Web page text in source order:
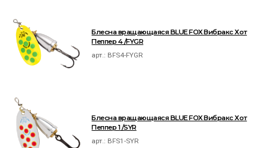
Блесна вращающаяся BLUE FOX Вибракс Хот
Пеппер 4 /FYGR
арт.: BFS4-FYGR
Блесна вращающаяся BLUE FOX Вибракс Хот
Пеппер 1 /SYR
арт.: BFS1-SYR